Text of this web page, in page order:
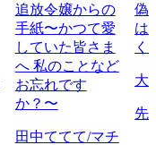
追放令嬢からの
手紙〜かつて愛
していた皆さま
へ 私のことなど
お忘れです
か？〜
田中ててて/マチ
偽
は
く
大
先